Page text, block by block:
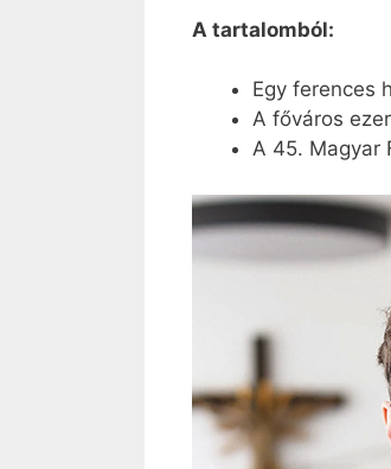
A tartalomból:
Egy ferences
A főváros
A 45. Magyar